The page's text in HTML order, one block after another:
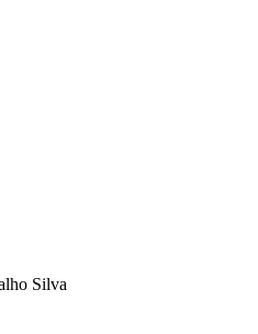
de Carvalho Silva